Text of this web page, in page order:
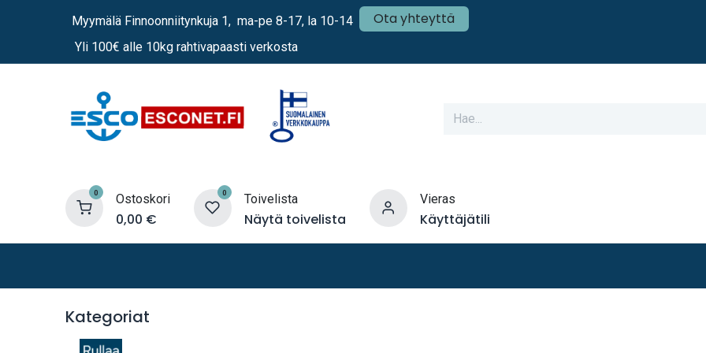
Myymälä Finnoonniitynkuja 1, ma-pe 8-17, la 10-14 Ota yhteyttä
Yli 100€ alle 10kg rahtivapaasti verkosta
0 Ostoskori
0,00 €
0 Toivelista
Näytä toivelista
Vieras
Käyttäjätili
Kategoriat